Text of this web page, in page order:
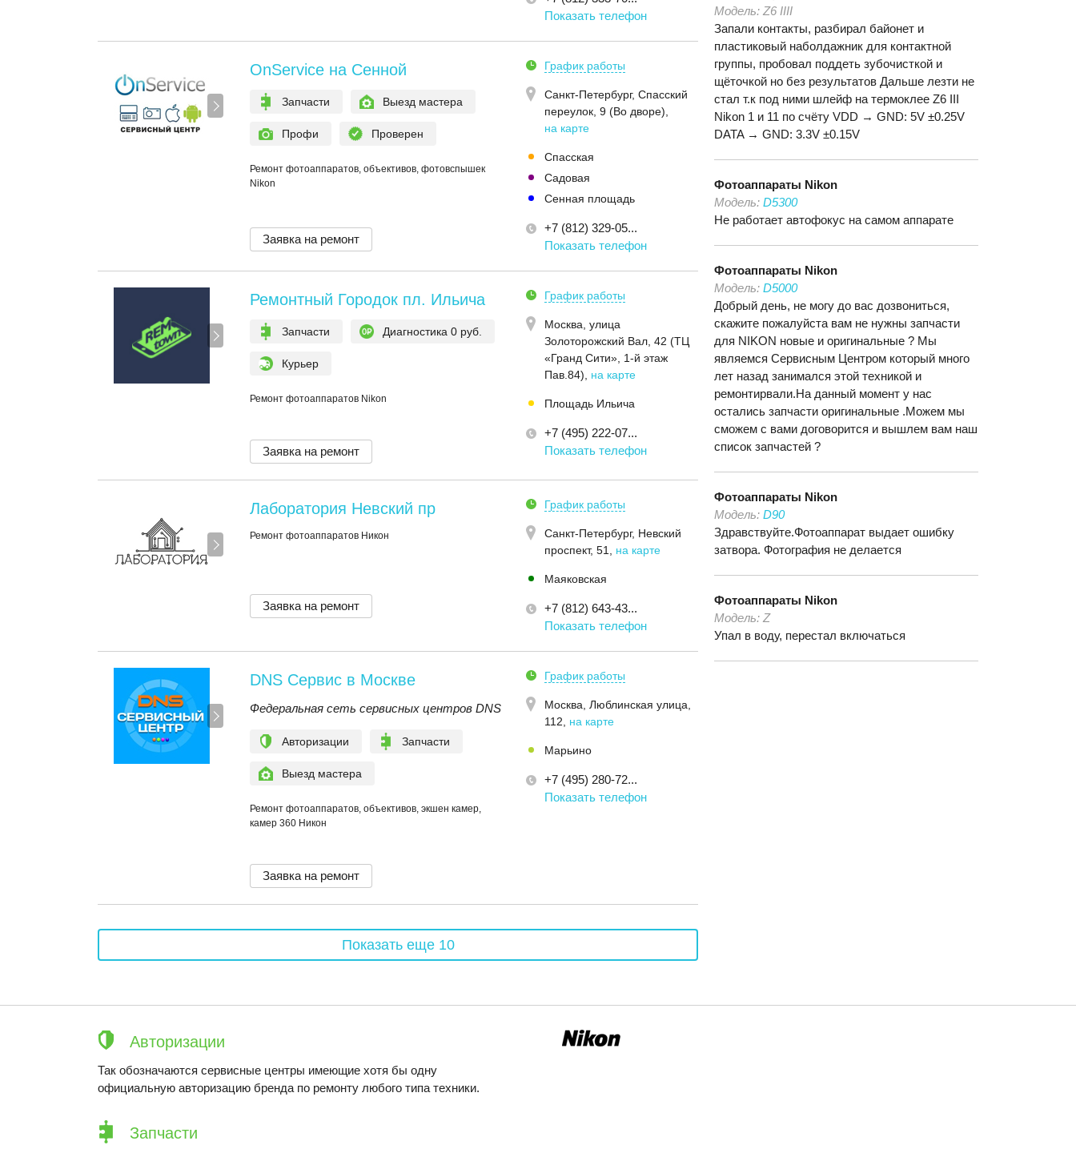
Показать телефон
OnService на Сенной
Запчасти Выезд мастера
Профи Проверен
Ремонт фотоаппаратов, объективов, фотовспышек
Nikon
График работы
Санкт-Петербург, Спасский
переулок, 9 (Во дворе)
на карте
Спасская
Садовая
Сенная площадь
+7 (812) 329-05...
Показать телефон
Заявка на ремонт
Ремонтный Городок пл. Ильича
Запчасти Диагностика 0 руб.
Курьер
Ремонт фотоаппаратов Nikon
График работы
Москва, улица
Золоторожский Вал, 42 (ТЦ
«Гранд Сити», 1-й этаж
Пав.84)
на карте
Площадь Ильича
+7 (495) 222-07...
Показать телефон
Заявка на ремонт
Лаборатория Невский пр
Ремонт фотоаппаратов Никон
График работы
Санкт-Петербург, Невский
проспект, 51
на карте
Маяковская
+7 (812) 643-43...
Показать телефон
Заявка на ремонт
DNS Сервис в Москве
Федеральная сеть сервисных центров DNS
Авторизации Запчасти
Выезд мастера
Ремонт фотоаппаратов, объективов, экшен камер,
камер 360 Никон
График работы
Москва, Люблинская улица,
112
на карте
Марьино
+7 (495) 280-72...
Показать телефон
Заявка на ремонт
Показать еще 10
Модель: Z6 IIII
Запали контакты, разбирал байонет и
пластиковый наболдажник для контактной
группы, пробовал поддеть зубочисткой и
щёточкой но без результатов Дальше лезти не
стал т.к под ними шлейф на термоклее Z6 III
Nikon 1 и 11 по счёту VDD → GND: 5V ±0.25V
DATA → GND: 3.3V ±0.15V
Фотоаппараты Nikon
Модель: D5300
Не работает автофокус на самом аппарате
Фотоаппараты Nikon
Модель: D5000
Добрый день, не могу до вас дозвониться,
скажите пожалуйста вам не нужны запчасти
для NIKON новые и оригинальные ? Мы
являемся Сервисным Центром который много
лет назад занимался этой техникой и
ремонтирвали.На данный момент у нас
остались запчасти оригинальные .Можем мы
сможем с вами договорится и вышлем вам наш
список запчастей ?
Фотоаппараты Nikon
Модель: D90
Здравствуйте.Фотоаппарат выдает ошибку
затвора. Фотография не делается
Фотоаппараты Nikon
Модель: Z
Упал в воду, перестал включаться
Авторизации
Так обозначаются сервисные центры имеющие хотя бы одну
официальную авторизацию бренда по ремонту любого типа техники.
Запчасти